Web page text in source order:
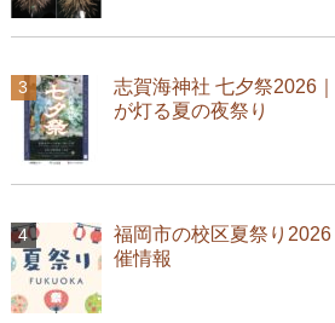
志賀海神社 七夕祭2026
が灯る夏の夜祭り
福岡市の校区夏祭り
催情報